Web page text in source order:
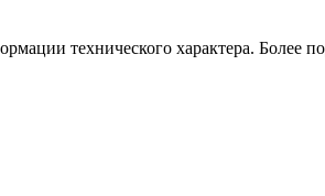
технического характера.